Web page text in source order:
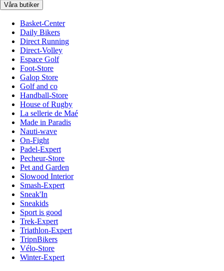
Våra butiker
Basket-Center
Daily Bikers
Direct Running
Direct-Volley
Espace Golf
Foot-Store
Galop Store
Golf and co
Handball-Store
House of Rugby
La sellerie de Maé
Made in Paradis
Nauti-wave
On-Fight
Padel-Expert
Pecheur-Store
Pet and Garden
Slowood Interior
Smash-Expert
Sneak'In
Sneakids
Sport is good
Trek-Expert
Triathlon-Expert
TripnBikers
Vélo-Store
Winter-Expert